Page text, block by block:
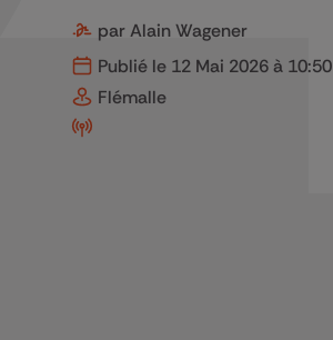
par Alain Wagener
Publié le 12 Mai 2026 à 10:50
Flémalle